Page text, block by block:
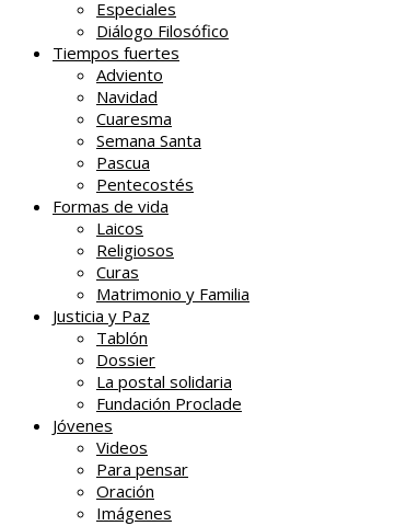
Especiales
Diálogo Filosófico
Tiempos fuertes
Adviento
Navidad
Cuaresma
Semana Santa
Pascua
Pentecostés
Formas de vida
Laicos
Religiosos
Curas
Matrimonio y Familia
Justicia y Paz
Tablón
Dossier
La postal solidaria
Fundación Proclade
Jóvenes
Videos
Para pensar
Oración
Imágenes